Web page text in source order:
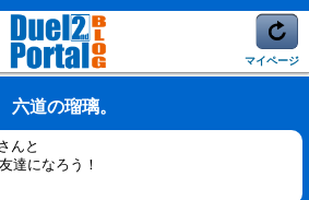
マイページ
六道の瑠璃。
んと
達になろう！